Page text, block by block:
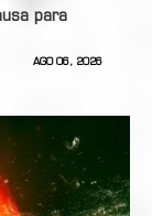
para
AGO 06, 2026